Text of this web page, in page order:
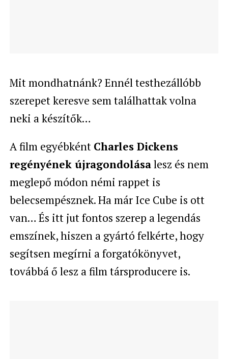
Mit mondhatnánk? Ennél testhezállóbb
szerepet keresve sem találhattak volna
neki a készítők…
A film egyébként Charles Dickens
regényének újragondolásalesz és nem
meglepő módon némi rappet is
belecsempésznek. Ha már Ice Cube is ott
van… És itt jut fontos szerep a legendás
emszínek, hiszen a gyártó felkérte, hogy
segítsen megírni a forgatókönyvet,
továbbá ő lesz a film társproducere is.